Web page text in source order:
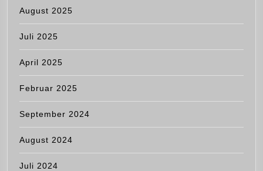
August 2025
Juli 2025
April 2025
Februar 2025
September 2024
August 2024
Juli 2024